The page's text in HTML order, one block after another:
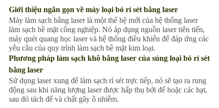
Giới thiệu ngắn gọn về máy loại bỏ rỉ sét bằng laser
Máy làm sạch bằng laser là một thế hệ mới của hệ thống laser
làm sạch bề mặt công nghiệp. Nó áp dụng nguồn laser tiên tiến,
máy quét quang học laser và hệ thống điều khiển để đáp ứng các
yêu cầu của quy trình làm sạch bề mặt kim loại.
Phương pháp làm sạch khô bằng laser của súng loại bỏ rỉ sét
bằng laser
Sử dụng laser xung để làm sạch rỉ sét trực tiếp, nó sẽ tạo ra rung
động sau khi năng lượng laser được hấp thụ bởi đế hoặc các hạt,
sau đó tách đế và chất gây ô nhiễm.